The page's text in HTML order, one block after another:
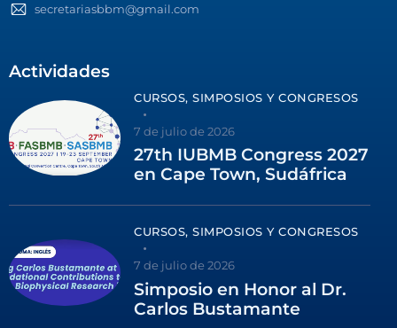
secretariasbbm@gmail.com
Actividades
CURSOS, SIMPOSIOS Y CONGRESOS
7 de julio de 2026
27th IUBMB Congress 2027
en Cape Town, Sudáfrica
CURSOS, SIMPOSIOS Y CONGRESOS
7 de julio de 2026
Simposio en Honor al Dr.
Carlos Bustamante